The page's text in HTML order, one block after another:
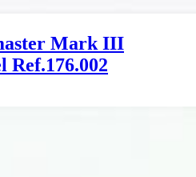
Mark III
Ref.176.002